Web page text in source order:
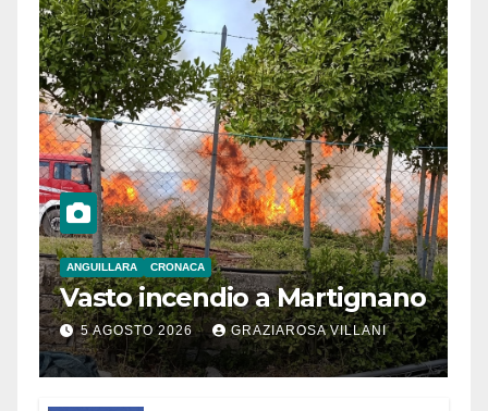
ANGUILLARA CRONACA
Vasto incendio a Martignano
5 AGOSTO 2026 GRAZIAROSA VILLANI